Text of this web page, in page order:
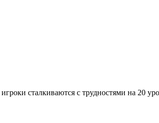
сталкиваются с трудностями на 20